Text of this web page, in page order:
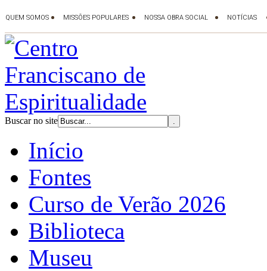
Buscar no site
Início
Fontes
Curso de Verão 2026
Biblioteca
Museu